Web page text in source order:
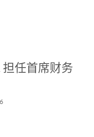
担任首席财务